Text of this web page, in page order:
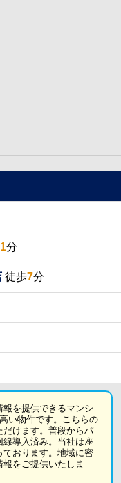
分
徒歩7分
を提供できるマンシ
い物件です。こちらの
けます。普段からパ
線導入済み。当社は座
おります。地域に密
をご提供いたしま